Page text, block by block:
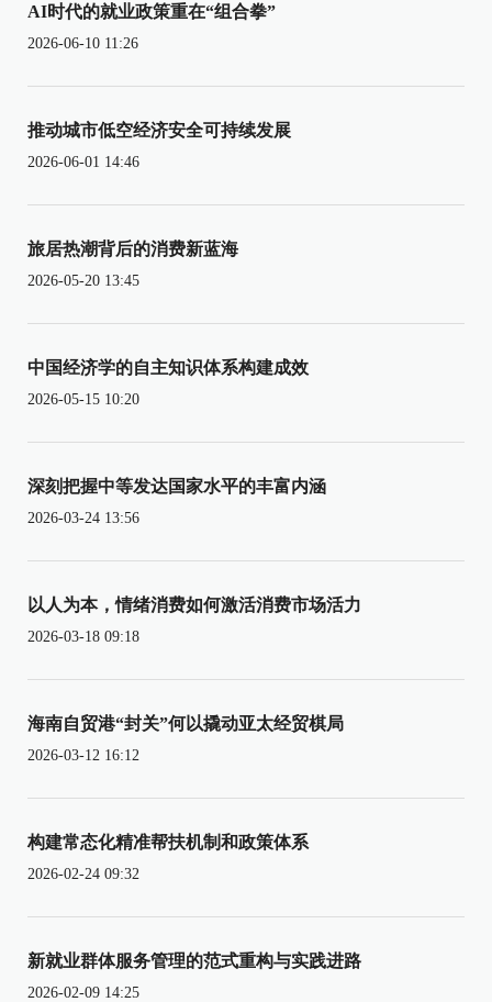
AI时代的就业政策重在“组合拳”
2026-06-10 11:26
推动城市低空经济安全可持续发展
2026-06-01 14:46
旅居热潮背后的消费新蓝海
2026-05-20 13:45
中国经济学的自主知识体系构建成效
2026-05-15 10:20
深刻把握中等发达国家水平的丰富内涵
2026-03-24 13:56
以人为本，情绪消费如何激活消费市场活力
2026-03-18 09:18
海南自贸港“封关”何以撬动亚太经贸棋局
2026-03-12 16:12
构建常态化精准帮扶机制和政策体系
2026-02-24 09:32
新就业群体服务管理的范式重构与实践进路
2026-02-09 14:25